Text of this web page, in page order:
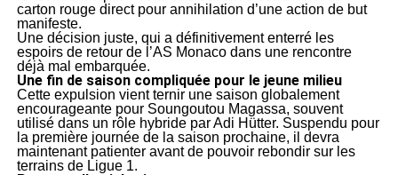
carton rouge direct pour annihilation d’une action de but
manifeste.
Une décision juste, qui a définitivement enterré les
espoirs de retour de l’AS Monaco dans une rencontre
déjà mal embarquée.
Une fin de saison compliquée pour le jeune milieu
Cette expulsion vient ternir une saison globalement
encourageante pour Soungoutou Magassa, souvent
utilisé dans un rôle hybride par Adi Hütter. Suspendu pour
la première journée de la saison prochaine, il devra
maintenant patienter avant de pouvoir rebondir sur les
terrains de Ligue 1.